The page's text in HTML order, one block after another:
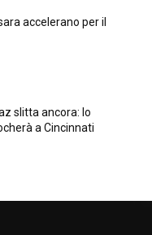
accelerano per il
slitta ancora: lo
a Cincinnati